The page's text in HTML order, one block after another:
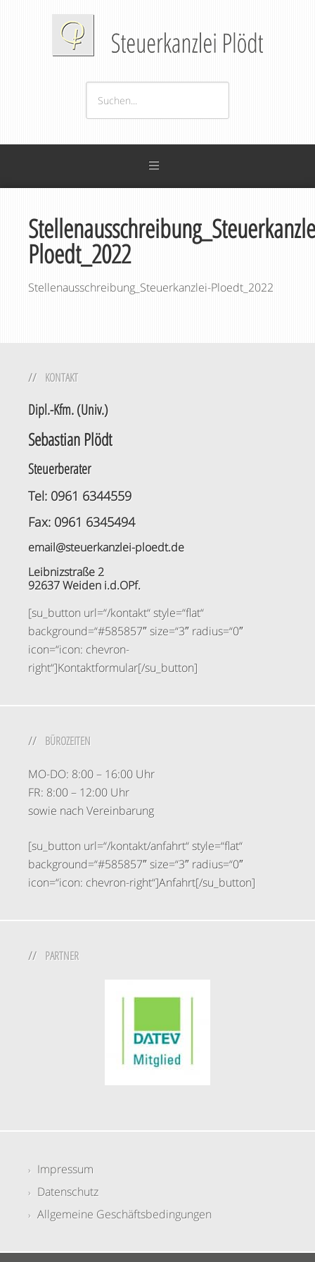
Ploedt_2022
Stellenausschreibung_Steuerkanzlei-Ploedt_2022
KONTAKT
Dipl.-Kfm. (Univ.)
Sebastian Plödt
Steuerberater
Tel: 0961 6344559
Fax: 0961 6345494
email@steuerkanzlei-ploedt.de
Leibnizstraße 2
92637 Weiden i.d.OPf.
[su_button url=“/kontakt“ style=“flat“
background=“#585857″ size=“3″ radius=“0″
icon=“icon: chevron-
right“]Kontaktformular[/su_button]
BÜROZEITEN
MO-DO: 8:00 – 16:00 Uhr
FR: 8:00 – 12:00 Uhr
sowie nach Vereinbarung
[su_button url=“/kontakt/anfahrt“ style=“flat“
background=“#585857″ size=“3″ radius=“0″
icon=“icon: chevron-right“]Anfahrt[/su_button]
PARTNER
Impressum
Datenschutz
Allgemeine Geschäftsbedingungen